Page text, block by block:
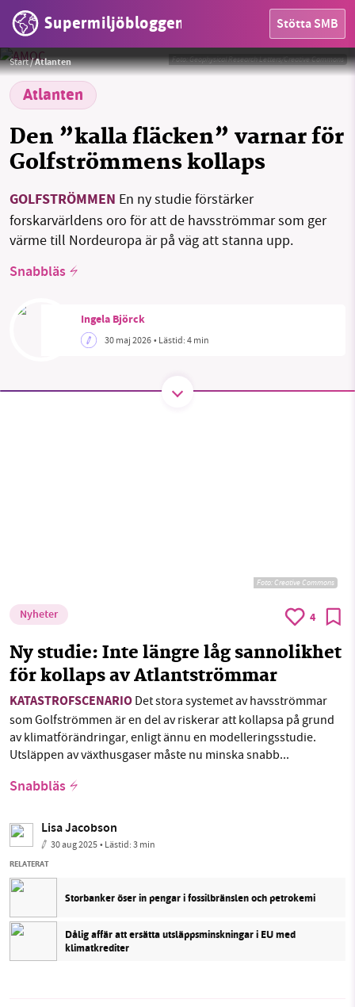
Supermiljöbloggen Stötta SMB
HEM
MILJÖFAKTA
Sök
Start/Atlanten
Atlanten
Den ”kalla fläcken” varnar för
Golfströmmens kollaps
GOLFSTRÖMMEN En ny studie förstärker
forskarvärldens oro för att de havsströmmar som ger
värme till Nordeuropa är på väg att stanna upp.
Snabbläs
Ingela Björck
30 maj 2026• Lästid:4 min
Foto: Geophysical Research Letters/Creative Commons
Foto: Creative Commons
Nyheter 4
Ny studie: Inte längre låg sannolikhet
för kollaps av Atlantströmmar
KATASTROFSCENARIO Det stora systemet av havsströmmar
som Golfströmmen är en del av riskerar att kollapsa på grund
av klimatförändringar, enligt ännu en modelleringsstudie.
Utsläppen av växthusgaser måste nu minska snabb...
Snabbläs
Lisa Jacobson
30 aug 2025• Lästid:3 min
RELATERAT
Storbanker öser in pengar i fossilbränslen och petrokemi
Dålig affär att ersätta utsläppsminskningar i EU med
klimatkrediter